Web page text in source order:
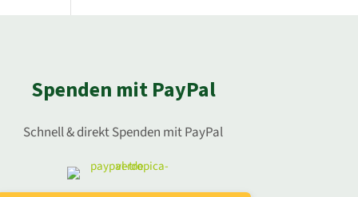
Spenden mit PayPal
Schnell & direkt Spenden mit PayPal